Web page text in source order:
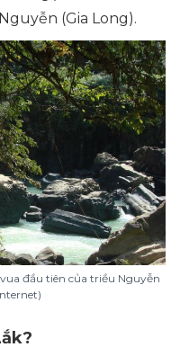
(Gia Long).
đầu tiên của triều Nguyễn